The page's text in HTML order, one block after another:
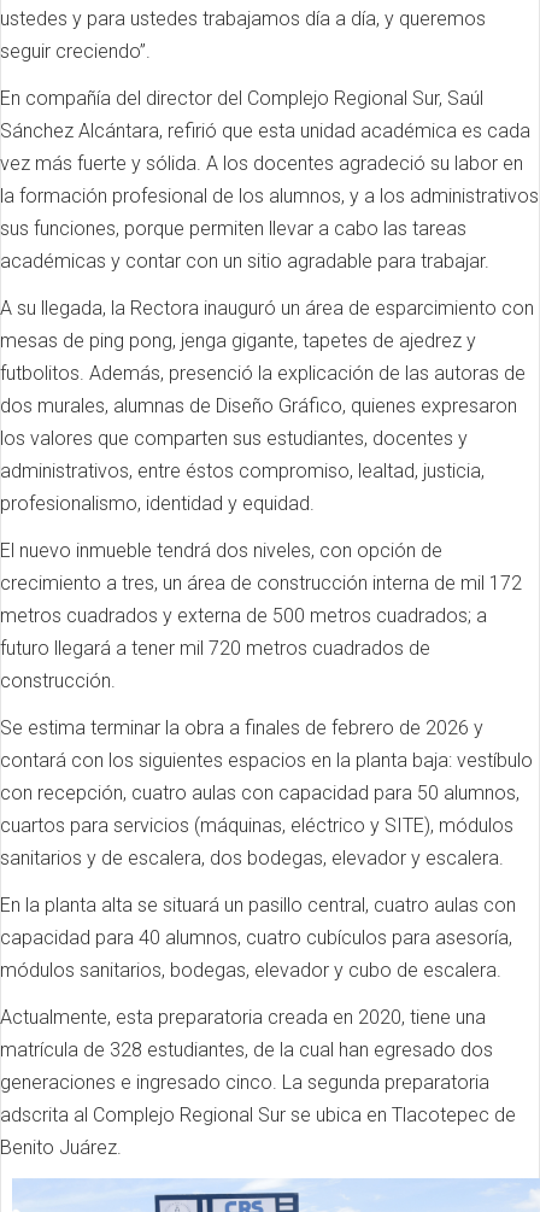
ustedes y para ustedes trabajamos día a día, y queremos
seguir creciendo”.
En compañía del director del Complejo Regional Sur, Saúl
Sánchez Alcántara, refirió que esta unidad académica es cada
vez más fuerte y sólida. A los docentes agradeció su labor en
la formación profesional de los alumnos, y a los administrativos
sus funciones, porque permiten llevar a cabo las tareas
académicas y contar con un sitio agradable para trabajar.
A su llegada, la Rectora inauguró un área de esparcimiento con
mesas de ping pong, jenga gigante, tapetes de ajedrez y
futbolitos. Además, presenció la explicación de las autoras de
dos murales, alumnas de Diseño Gráfico, quienes expresaron
los valores que comparten sus estudiantes, docentes y
administrativos, entre éstos compromiso, lealtad, justicia,
profesionalismo, identidad y equidad.
El nuevo inmueble tendrá dos niveles, con opción de
crecimiento a tres, un área de construcción interna de mil 172
metros cuadrados y externa de 500 metros cuadrados; a
futuro llegará a tener mil 720 metros cuadrados de
construcción.
Se estima terminar la obra a finales de febrero de 2026 y
contará con los siguientes espacios en la planta baja: vestíbulo
con recepción, cuatro aulas con capacidad para 50 alumnos,
cuartos para servicios (máquinas, eléctrico y SITE), módulos
sanitarios y de escalera, dos bodegas, elevador y escalera.
En la planta alta se situará un pasillo central, cuatro aulas con
capacidad para 40 alumnos, cuatro cubículos para asesoría,
módulos sanitarios, bodegas, elevador y cubo de escalera.
Actualmente, esta preparatoria creada en 2020, tiene una
matrícula de 328 estudiantes, de la cual han egresado dos
generaciones e ingresado cinco. La segunda preparatoria
adscrita al Complejo Regional Sur se ubica en Tlacotepec de
Benito Juárez.